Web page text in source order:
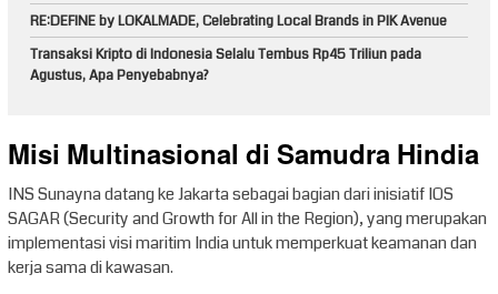
RE:DEFINE by LOKALMADE, Celebrating Local Brands in PIK Avenue
Transaksi Kripto di Indonesia Selalu Tembus Rp45 Triliun pada
Agustus, Apa Penyebabnya?
Misi Multinasional di Samudra Hindia
INS Sunayna datang ke Jakarta sebagai bagian dari inisiatif IOS
SAGAR (Security and Growth for All in the Region), yang merupakan
implementasi visi maritim India untuk memperkuat keamanan dan
kerja sama di kawasan.